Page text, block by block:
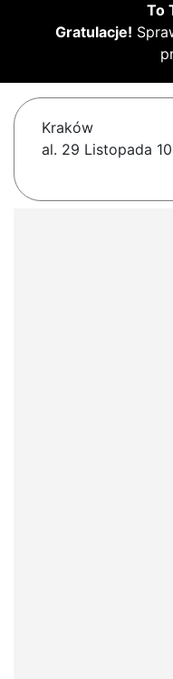
To
Gratulacje!
Kraków
al. 29 Listopada